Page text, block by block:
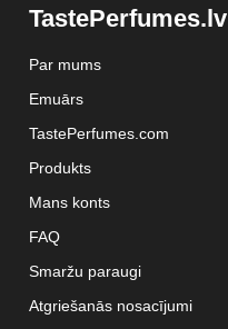
TastePerfumes.lv
Par mums
Emuārs
TastePerfumes.com
Produkts
Mans konts
FAQ
Smaržu paraugi
Atgriešanās nosacījumi